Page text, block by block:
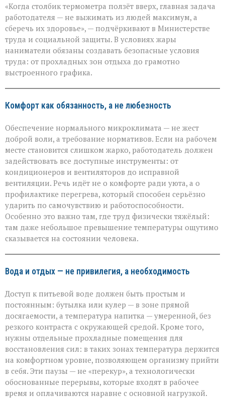
не
должна
стоить
здоровья»:
Минтруда — о
защите
работников
в
«Когда столбик термометра ползёт вверх, главная задача
работодателя — не выжимать из людей максимум, а
сберечь их здоровье», — подчёркивают в Министерстве
труда и социальной защиты. В условиях жары
наниматели обязаны создавать безопасные условия
труда: от прохладных зон отдыха до грамотно
выстроенного графика.
Комфорт как обязанность, а не любезность
Обеспечение нормального микроклимата — не жест
доброй воли, а требование нормативов. Если на рабочем
месте становится слишком жарко, работодатель должен
задействовать все доступные инструменты: от
кондиционеров и вентиляторов до исправной
вентиляции. Речь идёт не о комфорте ради уюта, а о
профилактике перегрева, который способен серьёзно
ударить по самочувствию и работоспособности.
Особенно это важно там, где труд физически тяжёлый:
там даже небольшое превышение температуры ощутимо
сказывается на состоянии человека.
Вода и отдых — не привилегия, а необходимость
Доступ к питьевой воде должен быть простым и
постоянным: бутылка или кулер — в зоне прямой
досягаемости, а температура напитка — умеренной, без
резкого контраста с окружающей средой. Кроме того,
нужны отдельные прохладные помещения для
восстановления сил: в таких зонах температура держится
на комфортном уровне, позволяющем организму прийти
в себя. Эти паузы — не «перекур», а технологически
обоснованные перерывы, которые входят в рабочее
время и оплачиваются наравне с основной нагрузкой.